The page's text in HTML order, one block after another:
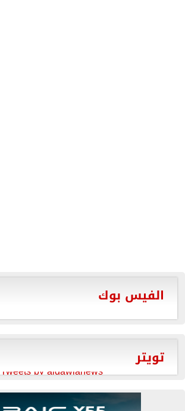
الفيس بوك
تويتر
Tweets by aldawlanews